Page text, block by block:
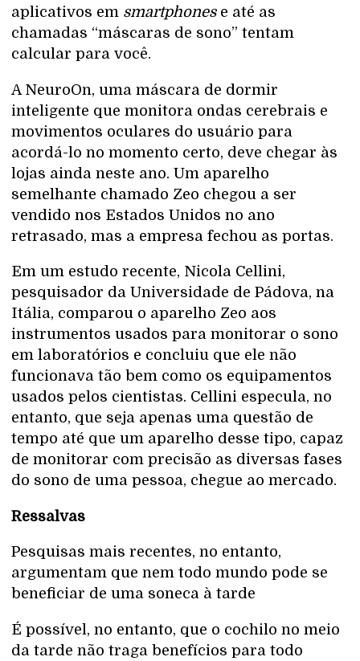
aplicativos em smartphonese até as
chamadas “máscaras de sono” tentam
calcular para você.
A NeuroOn, uma máscara de dormir
inteligente que monitora ondas cerebrais e
movimentos oculares do usuário para
acordá-lo no momento certo, deve chegar às
lojas ainda neste ano. Um aparelho
semelhante chamado Zeo chegou a ser
vendido nos Estados Unidos no ano
retrasado, mas a empresa fechou as portas.
Em um estudo recente, Nicola Cellini,
pesquisador da Universidade de Pádova, na
Itália, comparou o aparelho Zeo aos
instrumentos usados para monitorar o sono
em laboratórios e concluiu que ele não
funcionava tão bem como os equipamentos
usados pelos cientistas. Cellini especula, no
entanto, que seja apenas uma questão de
tempo até que um aparelho desse tipo, capaz
de monitorar com precisão as diversas fases
do sono de uma pessoa, chegue ao mercado.
Ressalvas
Pesquisas mais recentes, no entanto,
argumentam que nem todo mundo pode se
beneficiar de uma soneca à tarde
É possível, no entanto, que o cochilo no meio
da tarde não traga benefícios para todo